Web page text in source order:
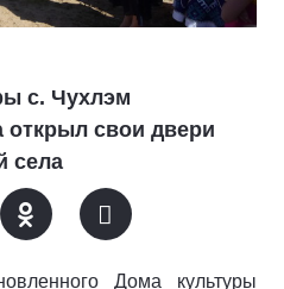
с. Чухлэм
открыл свои двери
села
Дома культуры